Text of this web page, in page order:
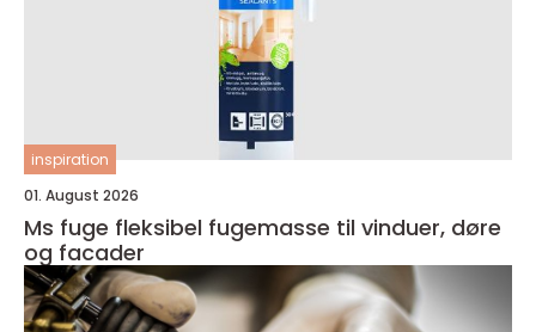
inspiration
01. August 2026
Ms fuge fleksibel fugemasse til vinduer, døre
og facader